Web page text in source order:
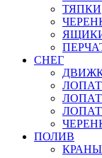
ТЯПКИ
СНЕГ
ПОЛИВ